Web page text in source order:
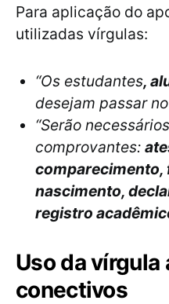
Para aplicação do
utilizadas vírgulas:
“Os estudantes,
desejam passar
“Serão
comprovantes:
nascimento,
registro
Uso da vírgula
conectivos